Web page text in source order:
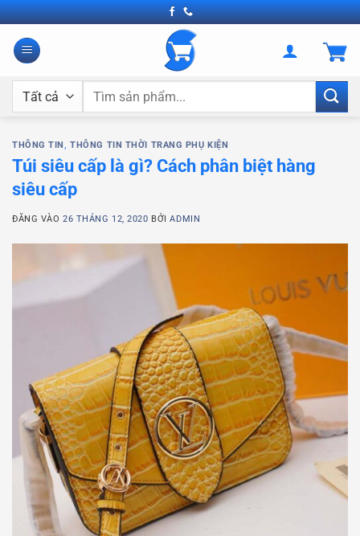
Bỏ
qua
nội
Tìm
THÔNG TIN,THÔNG TIN THỜI TRANG PHỤ KIỆN
Túi siêu cấp là gì? Cách phân biệt hàng
siêu cấp
ĐĂNG VÀO26 THÁNG 12, 2020 BỞIADMIN